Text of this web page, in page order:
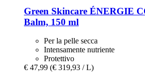
Green Skincare ÉNERGIE
Balm, 150 ml
Per la pelle secca
Intensamente nutriente
Protettivo
€ 47,99 (€ 319,93 / L)